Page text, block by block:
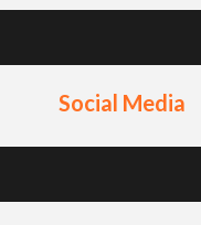
Social Media